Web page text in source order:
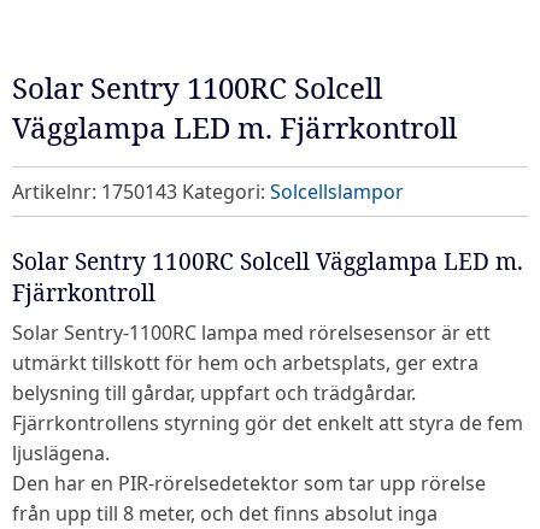
Solar Sentry 1100RC Solcell
Vägglampa LED m. Fjärrkontroll
Artikelnr: 1750143 Kategori: Solcellslampor
Solar Sentry 1100RC Solcell Vägglampa LED m.
Fjärrkontroll
Solar Sentry-1100RC lampa med rörelsesensor är ett
utmärkt tillskott för hem och arbetsplats, ger extra
belysning till gårdar, uppfart och trädgårdar.
Fjärrkontrollens styrning gör det enkelt att styra de fem
ljuslägena.
Den har en PIR-rörelsedetektor som tar upp rörelse
från upp till 8 meter, och det finns absolut inga